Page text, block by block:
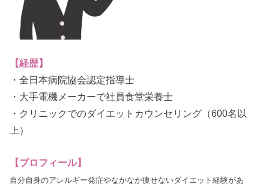
・ビタミンD
・ビタミンB12
【経歴】
・全日本病院協会認定指導士
・大手電機メーカーで社員食堂栄養士
・クリニックでのダイエットカウンセリング（600名以
上）
【プロフィール】
自分自身のアレルギー発症やなかなか痩せないダイエット経験があ